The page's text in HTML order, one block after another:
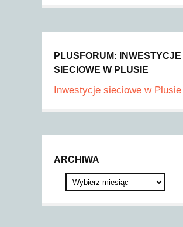
PLUSFORUM: INWESTYCJE
SIECIOWE W PLUSIE
Inwestycje sieciowe w Plusie
ARCHIWA